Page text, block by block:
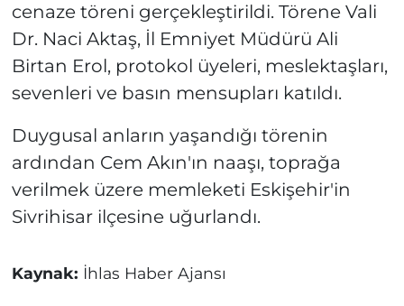
cenaze töreni gerçekleştirildi. Törene Vali
Dr. Naci Aktaş, İl Emniyet Müdürü Ali
Birtan Erol, protokol üyeleri, meslektaşları,
sevenleri ve basın mensupları katıldı.
Duygusal anların yaşandığı törenin
ardından Cem Akın'ın naaşı, toprağa
verilmek üzere memleketi Eskişehir'in
Sivrihisar ilçesine uğurlandı.
Kaynak: İhlas Haber Ajansı